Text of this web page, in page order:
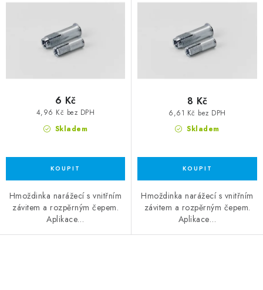
Skladem
4,96 Kč bez DPH
6 Kč
Hmoždinka narážecí s vnitřním
závitem a rozpěrným čepem.
Aplikace…
Skladem
6,61 Kč bez DPH
8 Kč
Hmoždinka narážecí s vnitřním
závitem a rozpěrným čepem.
Aplikace…